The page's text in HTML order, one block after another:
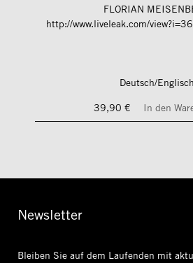
FLORIAN
http://www.liveleak.com/
Deutsch/Englisch
39,90 €
In den
Newsletter
Bleiben Sie auf dem Laufenden mit